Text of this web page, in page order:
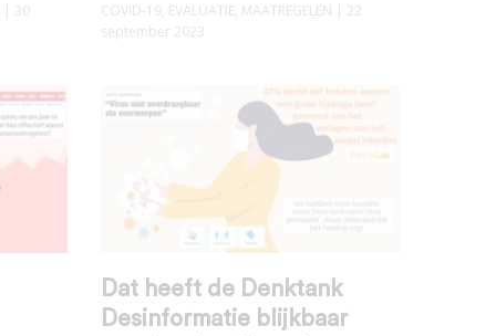
| 30
COVID-19, EVALUATIE, MAATREGELEN | 22
september 2023
Dat heeft de Denktank
Desinformatie blijkbaar